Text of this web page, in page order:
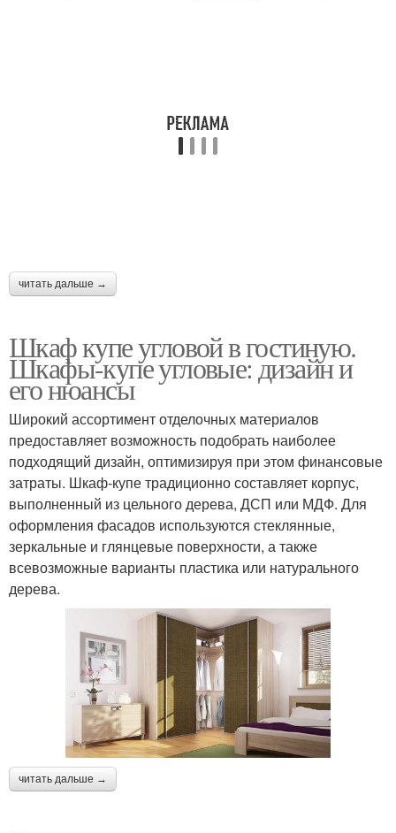
читать дальше →
Шкаф купе угловой в гостиную.
Шкафы-купе угловые: дизайн и
его нюансы
Широкий ассортимент отделочных материалов
предоставляет возможность подобрать наиболее
подходящий дизайн, оптимизируя при этом финансовые
затраты. Шкаф-купе традиционно составляет корпус,
выполненный из цельного дерева, ДСП или МДФ. Для
оформления фасадов используются стеклянные,
зеркальные и глянцевые поверхности, а также
всевозможные варианты пластика или натурального
дерева.
читать дальше →